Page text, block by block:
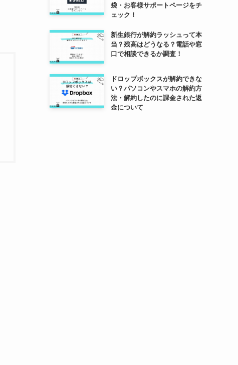
袋・お客様サポートページをチ
ェック！
新生銀行が解約ラッシュって本
当？残高はどうなる？電話や窓
口で相談できるか調査！
ドロップボックスが解約できな
い？パソコンやスマホの解約方
法・解約したのに課金された返
金について